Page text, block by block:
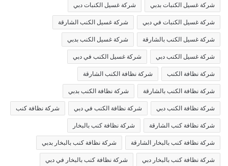
شركة غسيل الكنبات بدبي شركة غسيل الكنبات دبي
شركة غسيل الكنبات في دبي شركة غسيل الكنب الشارقة
شركة غسيل الكنب بالشارقة شركة غسيل الكنب بدبي
شركة غسيل الكنب دبي شركة غسيل الكنب في دبي
شركة نظافة الكنب شركة نظافة الكنب الشارقة
شركة نظافة الكنب بالشارقة شركة نظافة الكنب بدبي
شركة نظافة الكنب دبي شركة نظافة الكنب في دبي شركة نظافة كنب
شركة نظافة كنب الشارقة شركة نظافة كنب بالبخار
شركة نظافة كنب بالبخار الشارقة شركة نظافة كنب بالبخار بدبي
شركة نظافة كنب بالبخار دبي شركة نظافة كنب بالبخار في دبي